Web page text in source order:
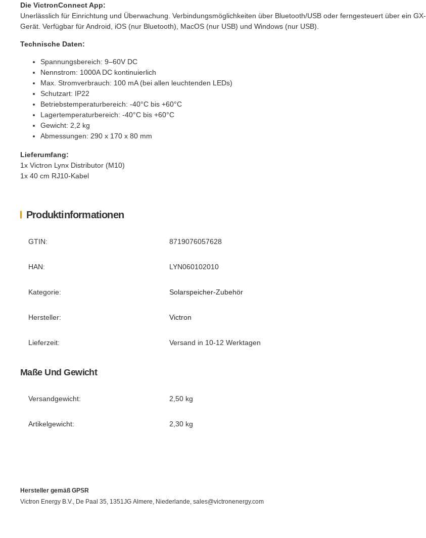
Produktinformationen
Produkteigenschaft
Wert
GTIN: 8719076057628
HAN: LYN060102010
Kategorie: Solarspeicher-Zubehör
Hersteller: Victron
Lieferzeit: Versand in 10-12 Werktagen
Maße Und Gewicht
Versandgewicht: 2,50 kg
Artikelgewicht: 2,30 kg
Die VictronConnect App:
Unerlässlich für Einrichtung und Überwachung. Verbindungsmöglichkeiten über Bluetooth/USB oder ferngesteuert über ein GX-
Gerät. Verfügbar für Android, iOS (nur Bluetooth), MacOS (nur USB) und Windows (nur USB).
Technische Daten:
Spannungsbereich: 9–60V DC
Nennstrom: 1000A DC kontinuierlich
Max. Stromverbrauch: 100 mA (bei allen leuchtenden LEDs)
Schutzart: IP22
Betriebstemperaturbereich: -40°C bis +60°C
Lagertemperaturbereich: -40°C bis +60°C
Gewicht: 2,2 kg
Abmessungen: 290 x 170 x 80 mm
Lieferumfang:
1x Victron Lynx Distributor (M10)
1x 40 cm RJ10-Kabel
Hersteller gemäß GPSR
Victron Energy B.V., De Paal 35, 1351JG Almere, Niederlande, sales@victronenergy.com